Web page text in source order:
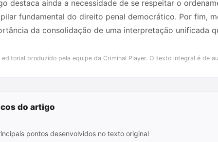
destaca ainda a necessidade de se respeitar o
fundamental do direito penal democrático. Por fim,
da consolidação de uma interpretação unificada
editorial produzido pela equipe da Criminal Player. O texto integral é de
do artigo
pontos desenvolvidos no texto original